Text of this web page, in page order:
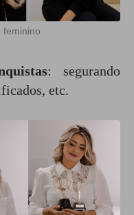
feminino
: segurando
etc.